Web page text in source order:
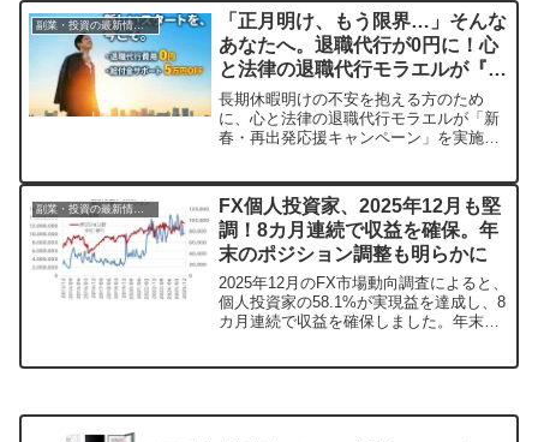
製品が、あなたの日常生活をより豊か
に、より自由にすることを目指します。
副業・投資の最新情報まとめ
「正月明け、もう限界…」そんな
あなたへ。退職代行が0円に！心
と法律の退職代行モラエルが『再
出発お年玉キャンペーン』を開始
長期休暇明けの不安を抱える方のため
に、心と法律の退職代行モラエルが「新
春・再出発応援キャンペーン」を実施し
安なく、新しい一歩を踏み出すための支
援を提供します。
FX個人投資家、2025年12月も堅
調！8カ月連続で収益を確保。年
末のポジション調整も明らかに
2025年12月のFX市場動向調査によると、
個人投資家の58.1%が実現益を達成し、8
カ月連続で収益を確保しました。年末年
引する中、新規口座開設者では40代が最